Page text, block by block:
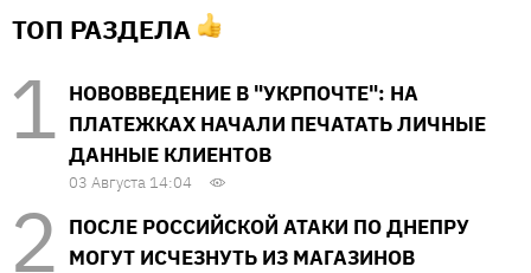
ТОП РАЗДЕЛА
НОВОВВЕДЕНИЕ В "УКРПОЧТЕ": НА
ПЛАТЕЖКАХ НАЧАЛИ ПЕЧАТАТЬ ЛИЧНЫЕ
ДАННЫЕ КЛИЕНТОВ
03 Августа 14:04
ПОСЛЕ РОССИЙСКОЙ АТАКИ ПО ДНЕПРУ
МОГУТ ИСЧЕЗНУТЬ ИЗ МАГАЗИНОВ